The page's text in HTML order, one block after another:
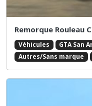
Remorque Rouleau
Véhicules GTA San
Autres/Sans marque